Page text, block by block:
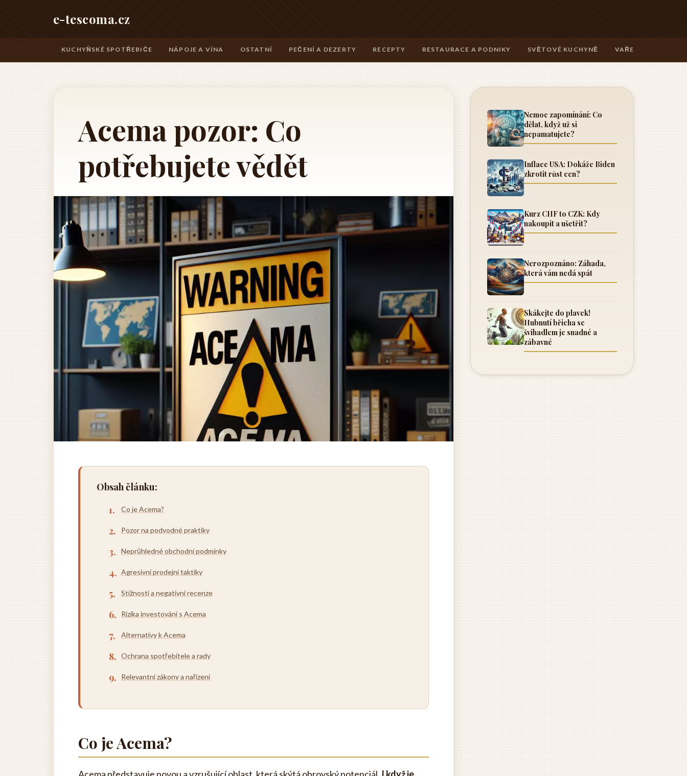
e-tescoma.cz
KUCHYŇSKÉ SPOTŘEBIČE NÁPOJE A VÍNA OSTATNÍ PEČENÍ A DEZERTY RECEPTY RESTAURACE A PODNIKY SVĚTOVÉ KUCHYNĚ VAŘENÍ A
Acema pozor: Co
potřebujete vědět
Obsah článku:
Co je Acema?
Pozor na podvodné praktiky
Neprůhledné obchodní podmínky
Agresivní prodejní taktiky
Stížnosti a negativní recenze
Rizika investování s Acema
Alternativy k Acema
Ochrana spotřebitele a rady
Relevantní zákony a nařízení
Co je Acema?
Nemoc zapomínání: Co
dělat, když už si
nepamatujete?
Inflace USA: Dokáže Biden
zkrotit růst cen?
Kurz CHF to CZK: Kdy
nakoupit a ušetřit?
Nerozpoznáno: Záhada,
která vám nedá spát
Skákejte do plavek!
Hubnutí břicha se
švihadlem je snadné a
zábavné